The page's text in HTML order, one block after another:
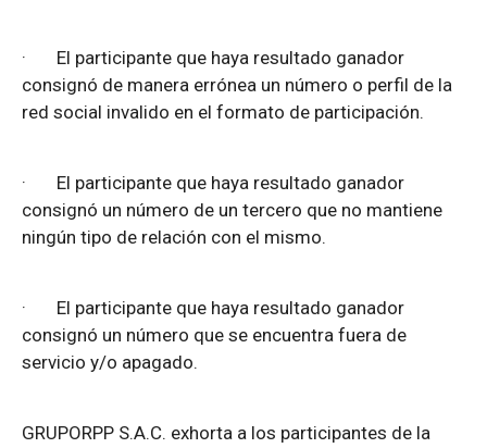
· El participante que haya resultado ganador
consignó de manera errónea un número o perfil de la
red social invalido en el formato de participación.
· El participante que haya resultado ganador
consignó un número de un tercero que no mantiene
ningún tipo de relación con el mismo.
· El participante que haya resultado ganador
consignó un número que se encuentra fuera de
servicio y/o apagado.
GRUPORPP S.A.C. exhorta a los participantes de la